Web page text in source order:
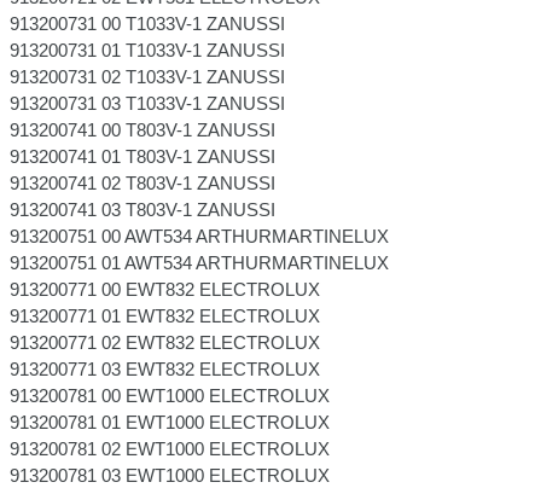
913200731 00 T1033V-1 ZANUSSI
913200731 01 T1033V-1 ZANUSSI
913200731 02 T1033V-1 ZANUSSI
913200731 03 T1033V-1 ZANUSSI
913200741 00 T803V-1 ZANUSSI
913200741 01 T803V-1 ZANUSSI
913200741 02 T803V-1 ZANUSSI
913200741 03 T803V-1 ZANUSSI
913200751 00 AWT534 ARTHURMARTINELUX
913200751 01 AWT534 ARTHURMARTINELUX
913200771 00 EWT832 ELECTROLUX
913200771 01 EWT832 ELECTROLUX
913200771 02 EWT832 ELECTROLUX
913200771 03 EWT832 ELECTROLUX
913200781 00 EWT1000 ELECTROLUX
913200781 01 EWT1000 ELECTROLUX
913200781 02 EWT1000 ELECTROLUX
913200781 03 EWT1000 ELECTROLUX